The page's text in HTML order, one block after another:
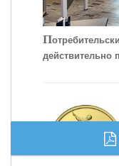
Скорость
П
действительно